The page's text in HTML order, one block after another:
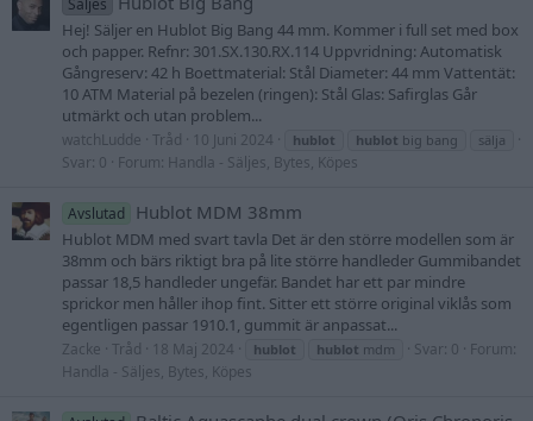
Hej! Säljer en Hublot Big Bang 44 mm. Kommer i full set med box
och papper. Refnr: 301.SX.130.RX.114 Uppvridning: Automatisk
Gångreserv: 42 h Boettmaterial: Stål Diameter: 44 mm Vattentät:
10 ATM Material på bezelen (ringen): Stål Glas: Safirglas Går
utmärkt och utan problem...
watchLudde Tråd 10 Juni 2024 hublot hublot big bang sälja
Svar: 0 Forum: Handla - Säljes, Bytes, Köpes
Avslutad Hublot MDM 38mm
Hublot MDM med svart tavla Det är den större modellen som är
38mm och bärs riktigt bra på lite större handleder Gummibandet
passar 18,5 handleder ungefär. Bandet har ett par mindre
sprickor men håller ihop fint. Sitter ett större original viklås som
egentligen passar 1910.1, gummit är anpassat...
Zacke Tråd 18 Maj 2024 hublot hublot mdm Svar: 0
Forum:
Handla - Säljes, Bytes, Köpes